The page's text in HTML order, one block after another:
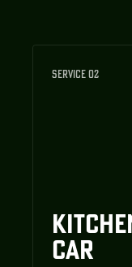
SERVICE 02
CAR